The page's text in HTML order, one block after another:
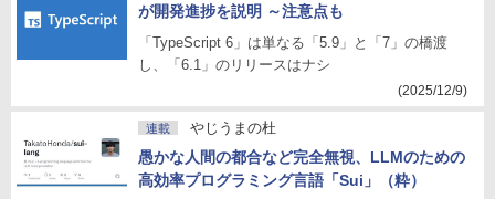
が開発進捗を説明 ～注意点も
「TypeScript 6」は単なる「5.9」と「7」の橋渡
し、「6.1」のリリースはナシ
(2025/12/9)
連載 やじうまの杜
愚かな人間の都合など完全無視、LLMのための
高効率プログラミング言語「Sui」（粋）